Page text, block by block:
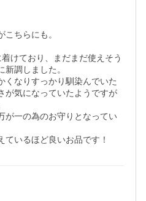
ちらにも。
けており、まだまだ使えそう
調しました。
くなりすっかり馴染んでいた
が気になっていたようですが
が一の為のお守りとなってい
いるほど良いお品です！